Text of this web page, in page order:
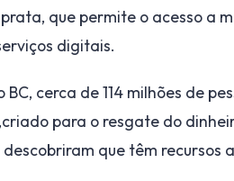
que permite o acesso a
digitais.
BC, cerca de 114 milhões de
,criado para o resgate do
que têm recursos